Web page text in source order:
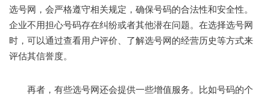
选号网，会严格遵守相关规定，确保号码的合法性和安全性。
企业不用担心号码存在纠纷或者其他潜在问题。在选择选号网
时，可以通过查看用户评价、了解选号网的经营历史等方式来
评估其信誉度。
再者，有些选号网还会提供一些增值服务。比如号码的个